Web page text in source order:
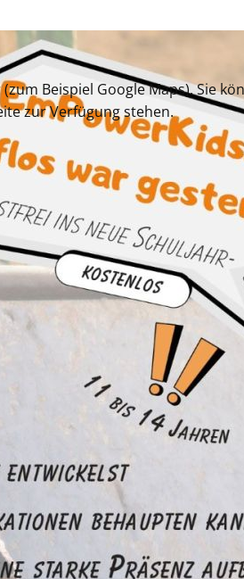
Beispiel Google Maps). Sie
zur Verfügung stehen.